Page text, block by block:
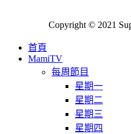
Copyright © 2021
首頁
MamiTV
每周節目
星期一
星期二
星期三
星期四